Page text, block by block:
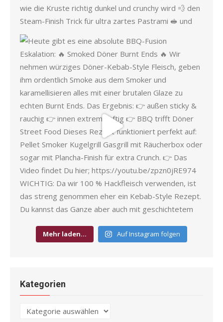
Mehr laden… Auf Instagram folgen
Kategorien
Kategorien